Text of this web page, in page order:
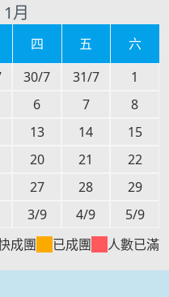
1月
四 五
六
30/7 31/7
1
6 7
8
13 14
15
20 21
22
27 28
29
3/9 4/9
5/9
成團
已成團 人數已滿